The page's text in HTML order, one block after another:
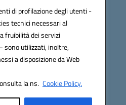
di profilazione degli utenti -
tecnici necessari al
fruibilità dei servizi
sono utilizzati, inoltre,
a disposizione da Web
la ns. Cookie Policy.